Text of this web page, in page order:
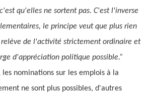
qu'elles ne sortent pas. C'est l'inverse
le principe veut que plus rien
relève de l'activité strictement ordinaire et
d'appréciation politique possible.”
nominations sur les emplois à la
ne sont plus possibles, d'autres